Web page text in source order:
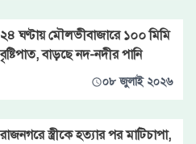
২৪ ঘণ্টায় মৌলভীবাজারে ১০০ মিমি
বৃষ্টিপাত, বাড়ছে নদ-নদীর পানি
০৮ জুলাই ২০২৬
রাজনগরে স্ত্রীকে হত্যার পর মাটিচাপা,